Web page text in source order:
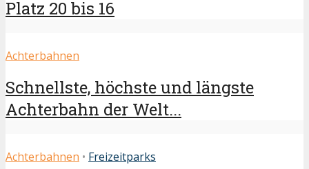
Platz 20 bis 16
Achterbahnen
Schnellste, höchste und längste
Achterbahn der Welt...
Achterbahnen • Freizeitparks